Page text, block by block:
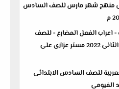
على منهج شهر مارس للصف السادس
- اعراب الفعل المضارع - للصف
السادس الابتدائى الترم الثانى 2022 مستر عزازى على
للصف السادس الابتدائى